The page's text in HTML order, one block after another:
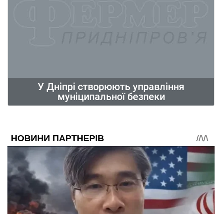
У Дніпрі створюють управління
муніципальної безпеки